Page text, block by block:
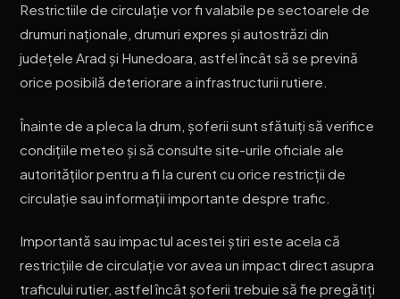
Restrictiile de circulație vor fi valabile pe sectoarele de
drumuri naționale, drumuri expres și autostrăzi din
județele Arad și Hunedoara, astfel încât să se prevină
orice posibilă deteriorare a infrastructurii rutiere.
Înainte de a pleca la drum, șoferii sunt sfătuiți să verifice
condițiile meteo și să consulte site-urile oficiale ale
autorităților pentru a fi la curent cu orice restricții de
circulație sau informații importante despre trafic.
Importantă sau impactul acestei știri este acela că
restricțiile de circulație vor avea un impact direct asupra
traficului rutier, astfel încât șoferii trebuie să fie pregătiți